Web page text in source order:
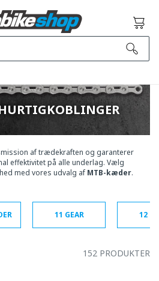
Kurv
af trædekraften og garanterer
effektivitet på alle underlag. Vælg
med vores udvalg af MTB-kæder.
11 GEAR 12
152 PRODUKTER